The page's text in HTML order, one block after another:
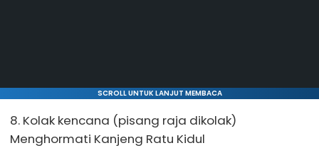
SCROLL UNTUK LANJUT MEMBACA
8. Kolak kencana (pisang raja dikolak)
Menghormati Kanjeng Ratu Kidul